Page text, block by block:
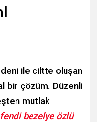
ile ciltte oluşan
bir çözüm. Düzenli
mutlak
bezelye özlü